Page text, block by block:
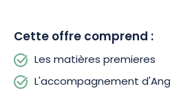
Cette offre comprend :
Les matières premieres
L'accompagnement